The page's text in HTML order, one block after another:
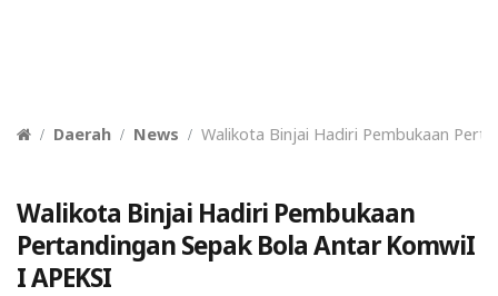
Daerah News Walikota Binjai Hadiri Pembukaan
Walikota Binjai Hadiri Pembukaan
Pertandingan Sepak Bola Antar KomwiI
I APEKSI